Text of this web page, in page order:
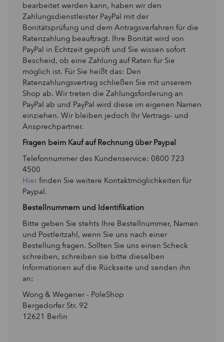
bearbeitet werden kann, haben wir den
Zahlungsdienstleister PayPal mit der
Bonitätsprüfung und dem Antragsverfahren für die
Ratenzahlung beauftragt. Ihre Bonität wird von
PayPal in Echtzeit geprüft und Sie wissen sofort
Bescheid, ob eine Zahlung auf Raten für Sie
möglich ist. Für Sie heißt das: Den
Ratenzahlungsvertrag schließen Sie mit unserem
Shop ab. Wir treten die Zahlungsforderung an
PayPal ab und PayPal wird diese im eigenen Namen
einziehen. Wir bleiben jedoch Ihr Vertrags- und
Ansprechpartner.
Fragen beim Kauf auf Rechnung über Paypal
Telefonnummer des Kundenservice: 0800 723
4500
Hier finden Sie weitere Kontaktmöglichkeiten für
Paypal.
Bestellnummern und Identifikation
Bitte geben Sie stehts Ihre Bestellnummer, Namen
und Postleitzahl, wenn Sie uns nach einer
Bestellung fragen. Sollten Sie uns einen Scheck
schreiben, schreiben sie bitte dieselben
Informationen auf die Rückseite und senden ihn
an:
Wong & Wegener - PoleShop
Bergedorfer Str. 92
12621 Berlin